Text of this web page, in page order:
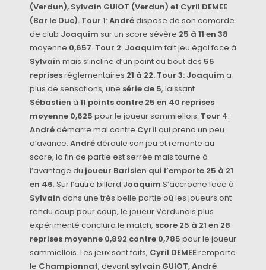
(Verdun), Sylvain GUIOT (Verdun) et Cyril DEMEE
(Bar le Duc). Tour 1: Andrédispose de son camarde
de club Joaquim sur un score sévère 25 à 11 en 38
moyenne 0,657. Tour 2: Joaquim fait jeu égal face à
Sylvain mais s’incline d’un point au bout des 55
reprisesréglementaires 21 à 22. Tour 3: Joaquim a
plus de sensations, une série de 5, laissant
Sébastien à 11 points contre 25 en 40 reprises
moyenne 0,625 pour le joueur sammiellois. Tour 4:
Andrédémarre mal contre Cyril qui prend un peu
d’avance. Andrédéroule son jeu et remonte au
score, la fin de partie est serrée mais tourne à
l’avantage du joueur Barisien qui l’emporte 25 à 21
en 46. Sur l’autre billard Joaquim S’accroche face à
Sylvain dans une très belle partie où les joueurs ont
rendu coup pour coup, le joueur Verdunois plus
expérimenté conclura le match, score 25 à 21 en 28
reprises moyenne 0,892 contre 0,785 pour le joueur
sammiellois. Les jeux sont faits, Cyril DEMEEremporte
le Championnat, devant sylvain GUIOT, André